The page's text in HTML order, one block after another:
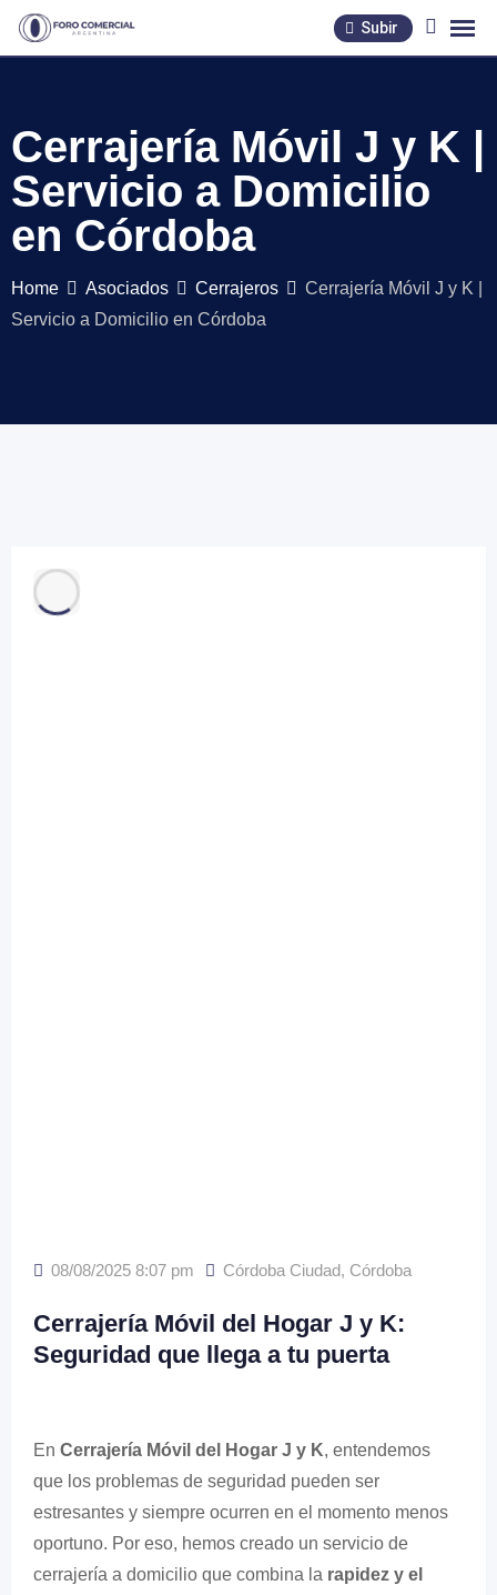
Skip
Subir
Cerrajería Móvil J y K |
Servicio a Domicilio
en Córdoba
Home Asociados Cerrajeros
Cerrajería Móvil J y K |
Servicio a Domicilio en Córdoba
08/08/2025 8:07 pm Córdoba Ciudad, Córdoba
Cerrajería Móvil del Hogar J y K:
Seguridad que llega a tu puerta
En Cerrajería Móvil del Hogar J y K, entendemos
que los problemas de seguridad pueden ser
estresantes y siempre ocurren en el momento menos
oportuno. Por eso, hemos creado un servicio de
cerrajería a domicilio que combina la rapidez y el